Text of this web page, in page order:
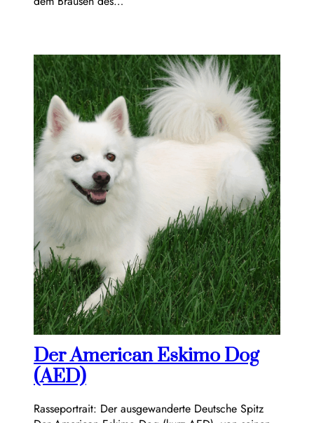
Der American Eskimo Dog
(AED)
Rasseportrait: Der ausgewanderte Deutsche Spitz